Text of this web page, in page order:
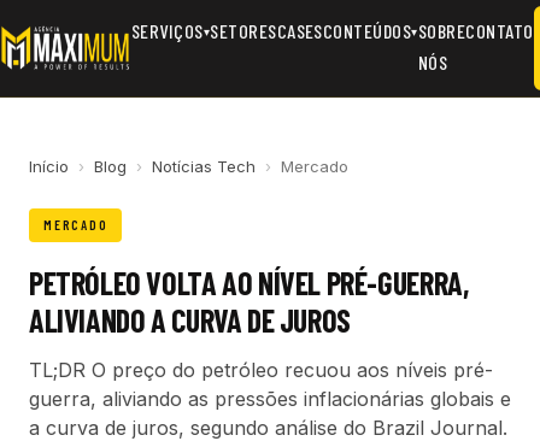
SERVIÇOS▾SETORESCASESCONTEÚDOS▾SOBRE
NÓS
CONTATO
Início › Blog › Notícias Tech › Mercado
MERCADO
PETRÓLEO VOLTA AO NÍVEL PRÉ-GUERRA,
ALIVIANDO A CURVA DE JUROS
TL;DR O preço do petróleo recuou aos níveis pré-
guerra, aliviando as pressões inflacionárias globais e
a curva de juros, segundo análise do Brazil Journal.